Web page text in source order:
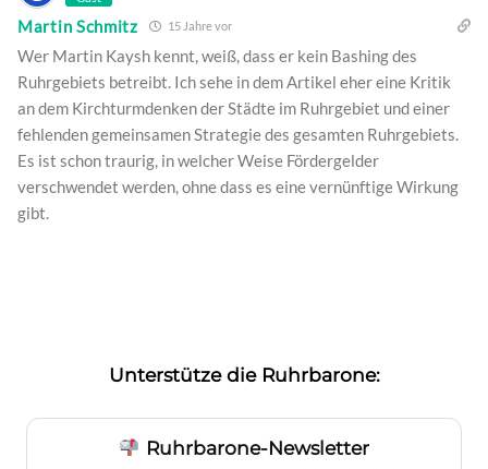
Martin Schmitz 15 Jahre vor
Wer Martin Kaysh kennt, weiß, dass er kein Bashing des
Ruhrgebiets betreibt. Ich sehe in dem Artikel eher eine Kritik
an dem Kirchturmdenken der Städte im Ruhrgebiet und einer
fehlenden gemeinsamen Strategie des gesamten Ruhrgebiets.
Es ist schon traurig, in welcher Weise Fördergelder
verschwendet werden, ohne dass es eine vernünftige Wirkung
gibt.
Unterstütze die Ruhrbarone:
Ruhrbarone-Newsletter